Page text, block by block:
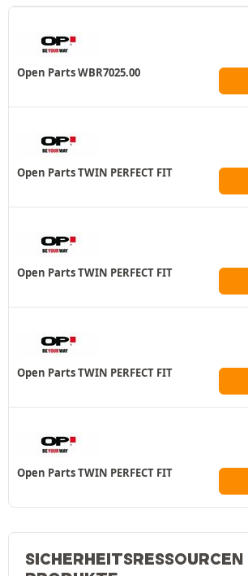
Open Parts WBR7025.00
Open Parts TWIN PERFECT FIT
Open Parts TWIN PERFECT FIT
Open Parts TWIN PERFECT FIT
Open Parts TWIN PERFECT FIT